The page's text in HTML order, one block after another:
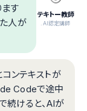
テキトー教師
.AI認定講師
ます
人が
コンテキストが
Codeで途中
続けると、AIが